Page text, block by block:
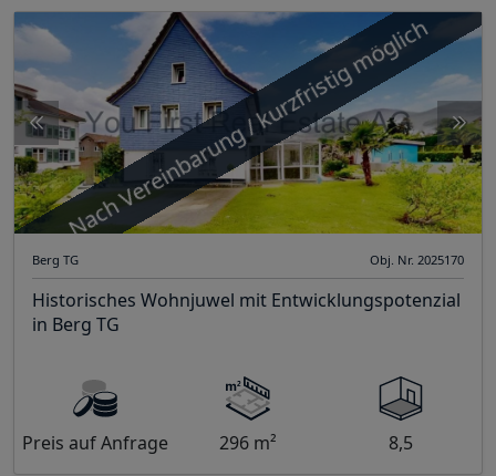
Nach Vereinbarung / kurzfristig möglich
Berg TG Obj. Nr. 2025170
Historisches Wohnjuwel mit Entwicklungspotenzial
in Berg TG
Preis auf Anfrage 296 m² 8,5